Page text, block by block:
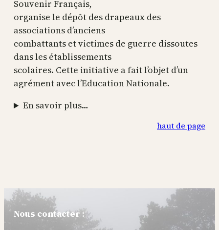
Souvenir Français,
organise le dépôt des drapeaux des
associations d’anciens
combattants et victimes de guerre dissoutes
dans les établissements
scolaires. Cette initiative a fait l’objet d’un
agrément avec l’Education Nationale.
En savoir plus…
haut de page
Nous contacter :